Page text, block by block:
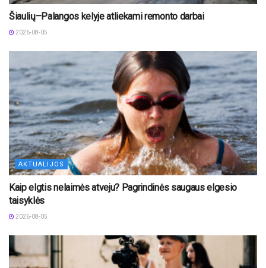
Šiaulių–Palangos kelyje atliekami remonto darbai
2026-08-05
AKTUALIJOS
Kaip elgtis nelaimės atveju? Pagrindinės saugaus elgesio
taisyklės
2026-08-05